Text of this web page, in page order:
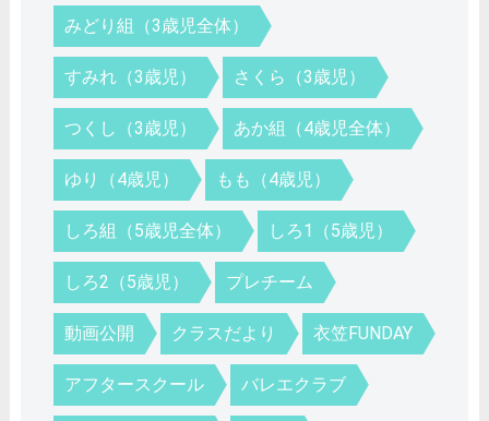
みどり組（3歳児全体）
すみれ（3歳児） さくら（3歳児）
つくし（3歳児） あか組（4歳児全体）
ゆり（4歳児） もも（4歳児）
しろ組（5歳児全体） しろ1（5歳児）
しろ2（5歳児） プレチーム
動画公開 クラスだより 衣笠FUNDAY
アフタースクール バレエクラブ